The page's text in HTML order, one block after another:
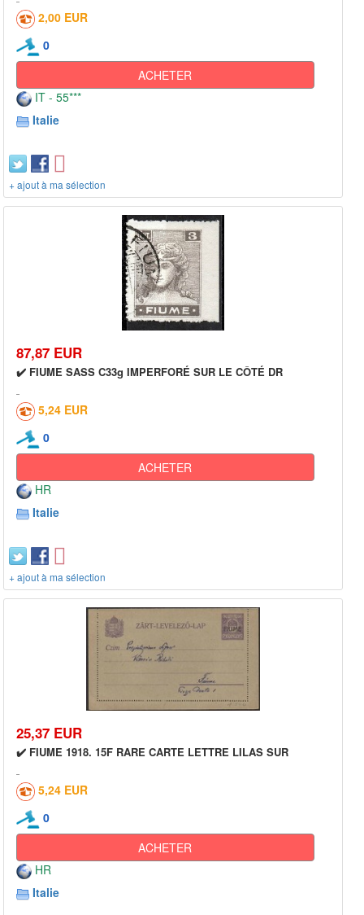
2,00 EUR
0
ACHETER
IT - 55***
Italie
+ ajout à ma sélection
87,87 EUR
✔️ FIUME SASS C33g IMPERFORÉ SUR LE CÔTÉ DR
5,24 EUR
0
ACHETER
HR
Italie
+ ajout à ma sélection
25,37 EUR
✔️ FIUME 1918. 15F RARE CARTE LETTRE LILAS SUR
5,24 EUR
0
ACHETER
HR
Italie